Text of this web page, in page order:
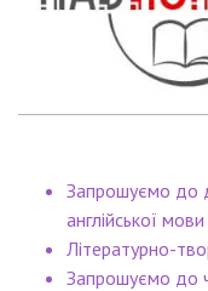
Запрошуємо до
англійської мови
Літературно-
Запрошуємо до